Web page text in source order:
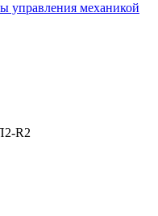
управления механикой
R2